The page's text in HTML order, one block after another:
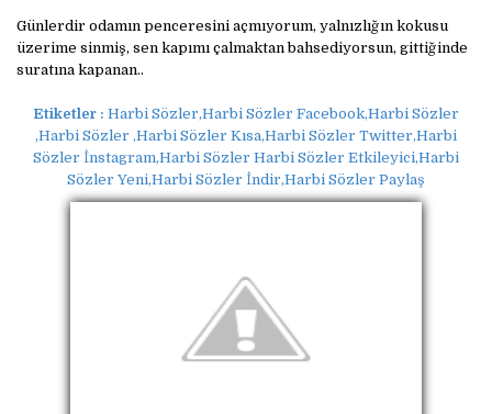
Günlerdir odamın penceresini açmıyorum, yalnızlığın kokusu
üzerime sinmiş, sen kapımı çalmaktan bahsediyorsun, gittiğinde
suratına kapanan..
Etiketler : Harbi Sözler,Harbi Sözler Facebook,Harbi Sözler
,Harbi Sözler ,Harbi Sözler Kısa,Harbi Sözler Twitter,Harbi
Sözler İnstagram,Harbi Sözler Harbi Sözler Etkileyici,Harbi
Sözler Yeni,Harbi Sözler İndir,Harbi Sözler Paylaş